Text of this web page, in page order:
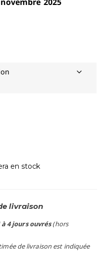
en stock
livraison
à 4 jours ouvrés(hors
de livraison est indiquée